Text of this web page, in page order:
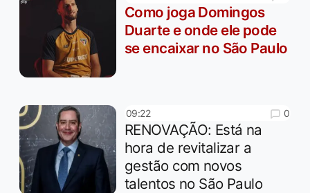
Como joga Domingos
Duarte e onde ele pode
se encaixar no São Paulo
09:22 0
RENOVAÇÃO: Está na
hora de revitalizar a
gestão com novos
talentos no São Paulo